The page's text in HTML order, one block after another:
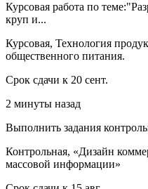
Курсовая работа по
круп и...
Курсовая, Технология
общественного питания.
Срок сдачи к 20 сент.
2 минуты назад
Выполнить задания
Контрольная, «Дизайн
массовой информации»